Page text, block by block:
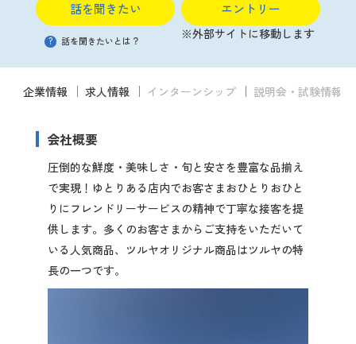
イベント
説明会
先輩社員の声
2028年3月卒業予定の方
ぐんま就活ナビについて
話を聞きたい
? 話を聞きたいとは？
エントリー
※外部サイトに移動します
企業情報 求人情報 インターンシップ 説明会・試験情報
会社概要
圧倒的な鮮度・美味しさ・旬と安さを豊富な品揃え
で実現！ゆとりある店内でお客さまおひとりおひと
りにフレンドリーサービスの精神で丁寧な接客を提
供します。多くのお客さまからご支持をいただいて
いる人気商品、ツルヤオリジナル商品はツルヤの特
長の一つです。